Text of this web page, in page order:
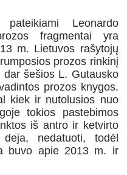
pateikiami Leonardo
fragmentai yra
m. Lietuvos rašytojų
prozos rinkinį
dar šešios L. Gutausko
prozos knygos.
kiek ir nutolusios nuo
tokios pastebimos
iš antro ir ketvirto
deja, nedatuoti, todėl
buvo apie 2013 m. ir